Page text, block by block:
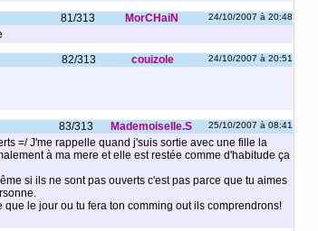
81/313 MorCHaiN 24/10/2007 à 20:48
82/313 couizole 24/10/2007 à 20:51
83/313 Mademoiselle.S 25/10/2007 à 08:41
=/ J'me rappelle quand j'suis sortie avec une fille la
à ma mere et elle est restée comme d'habitude ça
si ils ne sont pas ouverts c'est pas parce que tu aimes
que le jour ou tu fera ton comming out ils comprendrons!